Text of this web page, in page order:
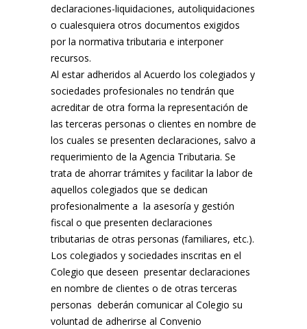
declaraciones-liquidaciones, autoliquidaciones
o cualesquiera otros documentos exigidos
por la normativa tributaria e interponer
recursos.
Al estar adheridos al Acuerdo los colegiados y
sociedades profesionales no tendrán que
acreditar de otra forma la representación de
las terceras personas o clientes en nombre de
los cuales se presenten declaraciones, salvo a
requerimiento de la Agencia Tributaria. Se
trata de ahorrar trámites y facilitar la labor de
aquellos colegiados que se dedican
profesionalmente a la asesoría y gestión
fiscal o que presenten declaraciones
tributarias de otras personas (familiares, etc.).
Los colegiados y sociedades inscritas en el
Colegio que deseen presentar declaraciones
en nombre de clientes o de otras terceras
personas deberán comunicar al Colegio su
voluntad de adherirse al Convenio